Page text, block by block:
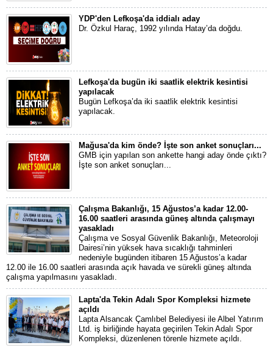
YDP'den Lefkoşa'da iddialı aday
Dr. Özkul Haraç, 1992 yılında Hatay’da doğdu.
Lefkoşa'da bugün iki saatlik elektrik kesintisi
yapılacak
Bugün Lefkoşa’da iki saatlik elektrik kesintisi
yapılacak.
Mağusa'da kim önde? İşte son anket sonuçları...
GMB için yapılan son ankette hangi aday önde çıktı?
İşte son anket sonuçları...
Çalışma Bakanlığı, 15 Ağustos’a kadar 12.00-
16.00 saatleri arasında güneş altında çalışmayı
yasakladı
Çalışma ve Sosyal Güvenlik Bakanlığı, Meteoroloji
Dairesi’nin yüksek hava sıcaklığı tahminleri
nedeniyle bugünden itibaren 15 Ağustos’a kadar
12.00 ile 16.00 saatleri arasında açık havada ve sürekli güneş altında
çalışma yapılmasını yasakladı.
Lapta'da Tekin Adalı Spor Kompleksi hizmete
açıldı
Lapta Alsancak Çamlıbel Belediyesi ile Albel Yatırım
Ltd. iş birliğinde hayata geçirilen Tekin Adalı Spor
Kompleksi, düzenlenen törenle hizmete açıldı.